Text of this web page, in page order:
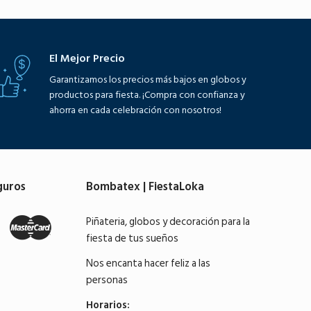
El Mejor Precio
Garantizamos los precios más bajos en globos y
productos para fiesta. ¡Compra con confianza y
ahorra en cada celebración con nosotros!
Bombatex | FiestaLoka
Piñateria, globos y decoración para la
fiesta de tus sueños
Nos encanta hacer feliz a las
personas
Horarios: